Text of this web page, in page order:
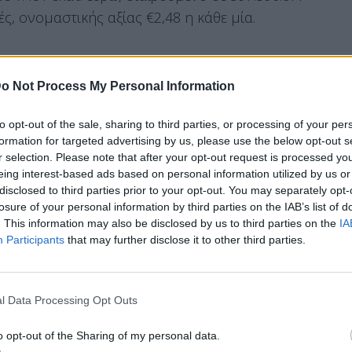
Not Process My Personal Information
opt-out of the sale, sharing to third parties, or processing of your
for targeted advertising by us, please use the below opt-out
selection. Please note that after your opt-out request is processed
interest-based ads based on personal information utilized by us
to third parties prior to your opt-out. You may separately
of your personal information by third parties on the IAB’s list of
This information may also be disclosed by us to third parties on the
Participants that may further disclose it to other third parties.
Data Processing Opt Outs
opt-out of the Sharing of my personal data.
ονομαστικής αξίας €2,48 η κάθε μία.
την εισαγωγή των νέων μετοχών.
τα 4,12 δισ. ευρώ που εξασφάλισε.
ΔΕΗ:
Ηλεκτρισμού Α.Ε. (στο εξής η
την 26.05.2026 θα αρχίσει η διαπραγμάτευση
των 228.126.677 νέων κοινών
Εταιρείας, ονομαστικής αξίας €2,48 η
λόγω της αύξησης του μετοχικού της